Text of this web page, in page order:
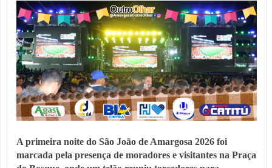
A primeira noite do São João de Amargosa 2026 foi
marcada pela presença de moradores e visitantes na Praça